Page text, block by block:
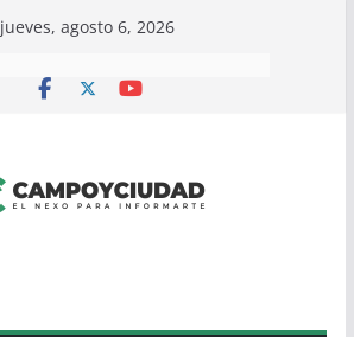
jueves, agosto 6, 2026